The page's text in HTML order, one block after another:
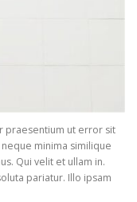
praesentium ut error sit
minima similique
Qui velit et ullam in.
pariatur. Illo ipsam